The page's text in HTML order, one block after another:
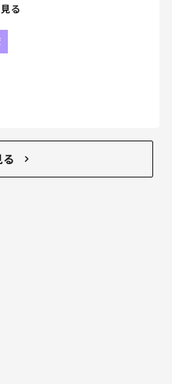
がどのように作られる
る
る